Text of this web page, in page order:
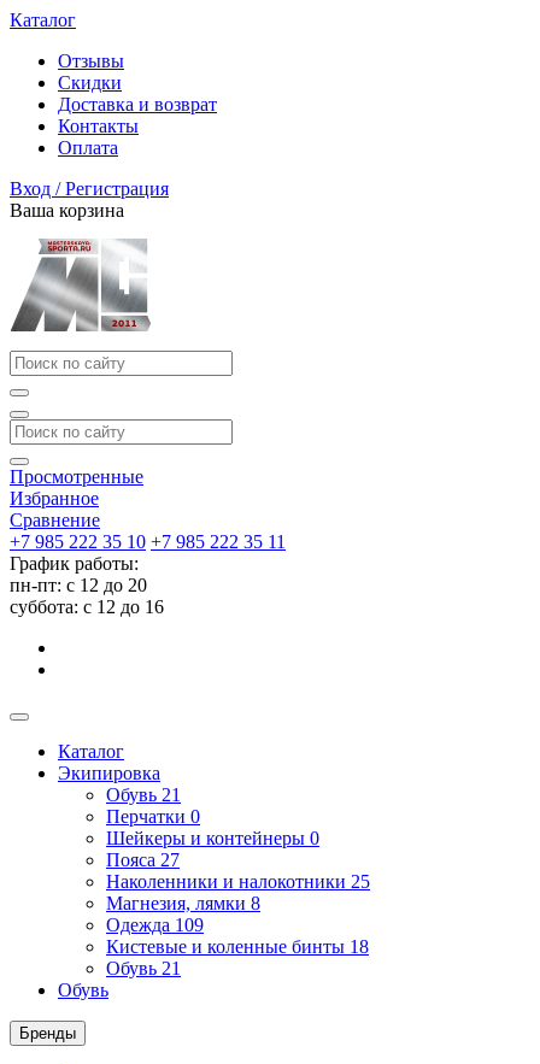
Каталог
Отзывы
Скидки
Доставка и возврат
Контакты
Оплата
Вход / Регистрация
Ваша корзина
Просмотренные
Избранное
Сравнение
+7 985 222 35 10 +7 985 222 35 11
График работы:
пн-пт: с 12 до 20
суббота: c 12 до 16
Каталог
Экипировка
Обувь 21
Перчатки 0
Шейкеры и контейнеры 0
Пояса 27
Наколенники и налокотники 25
Магнезия, лямки 8
Одежда 109
Кистевые и коленные бинты 18
Обувь 21
Обувь
Бренды